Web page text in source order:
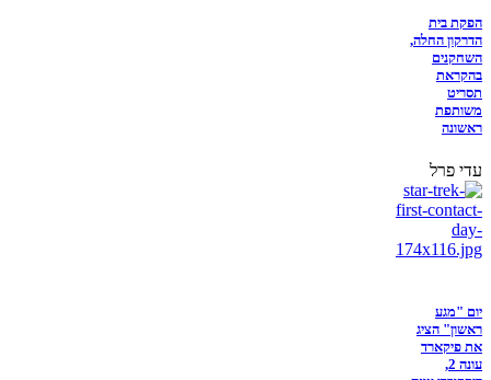
הפקת בית
הדרקון החלה,
השחקנים
בהקראת
תסריט
משותפת
ראשונה
עדי פרל
יום "מגע
ראשון" הציג
את פיקארד
עונה 2,